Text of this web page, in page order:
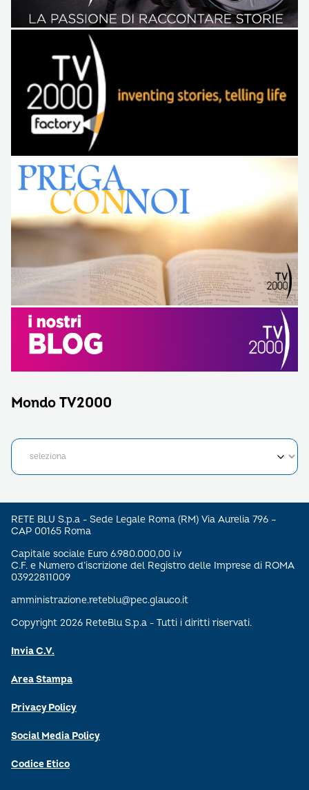
Mondo TV2000
RETE BLU S.p.a - Sede Legale Roma (RM) Via Aurelia 796 –
CAP 00165 Roma
Capitale sociale Euro 6.980.000,00 i.v
C.F. e Numero d’iscrizione del Registro delle Imprese di ROMA
03922811009
amministrazione.reteblu@pec.glauco.it
Copyright 2026 ReteBlu S.p.a - Tutti i diritti riservati.
Invia C.V.
Area Stampa
Privacy Policy
Social Media Policy
Codice Etico